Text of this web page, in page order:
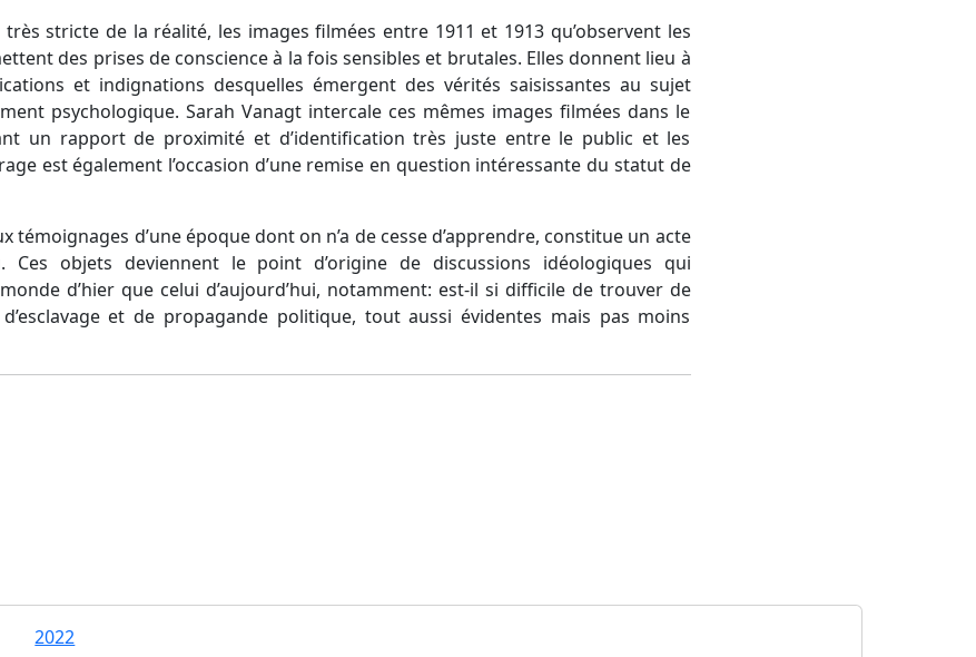
stricte de la réalité, les images filmées entre 1911 et 1913 qu’observent les
des prises de conscience à la fois sensibles et brutales. Elles donnent lieu à
et indignations desquelles émergent des vérités saisissantes au sujet
psychologique. Sarah Vanagt intercale ces mêmes images filmées dans le
un rapport de proximité et d’identification très juste entre le public et les
est également l’occasion d’une remise en question intéressante du statut de
témoignages d’une époque dont on n’a de cesse d’apprendre, constitue un acte
Ces objets deviennent le point d’origine de discussions idéologiques qui
d’hier que celui d’aujourd’hui, notamment: est-il si difficile de trouver de
et de propagande politique, tout aussi évidentes mais pas moins
2022